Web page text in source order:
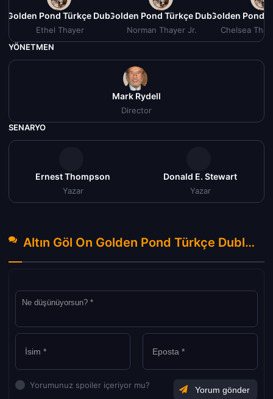
Golden Pond Türkçe Dublaj izle (1981)
Ethel Thayer
Altın Göl On Golden Pond Türkçe Dublaj izle (1981)
Norman Thayer Jr.
Altın Göl On Golden Pond
Chelsea
YÖNETMEN
Mark Rydell
Director
SENARYO
Ernest Thompson
Yazar
Donald E. Stewart
Yazar
Altın Göl On Golden Pond Türkçe Dublaj izle (1981) Hakkında Yorumlar
Yorumunuz spoiler içeriyor mu?